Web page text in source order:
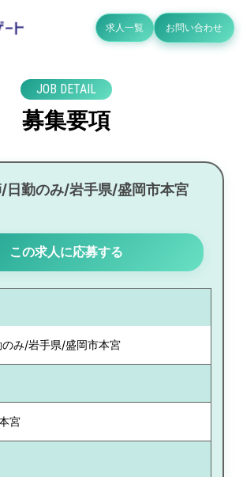
求人一覧 お問い合わせ
JOB DETAIL
募集要項
日勤のみ/岩手県/盛岡市本宮
この求人に応募する
み/岩手県/盛岡市本宮
宮